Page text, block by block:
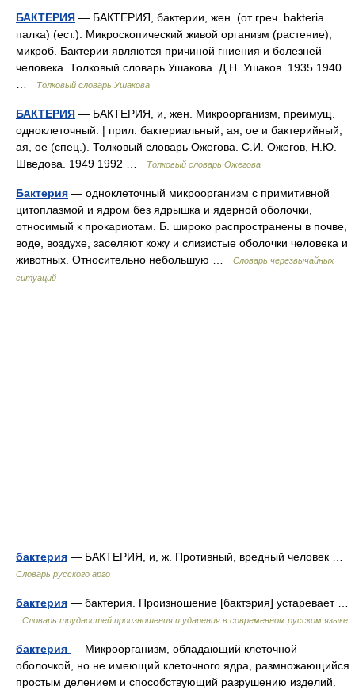
БАКТЕРИЯ — БАКТЕРИЯ, бактерии, жен. (от греч. bakteria
палка) (ест.). Микроскопический живой организм (растение),
микроб. Бактерии являются причиной гниения и болезней
человека. Толковый словарь Ушакова. Д.Н. Ушаков. 1935 1940
Толковый словарь Ушакова
БАКТЕРИЯ — БАКТЕРИЯ, и, жен. Микроорганизм, преимущ.
одноклеточный. | прил. бактериальный, ая, ое и бактерийный,
ая, ое (спец.). Толковый словарь Ожегова. С.И. Ожегов, Н.Ю.
Шведова. 1949 1992 …
Толковый словарь Ожегова
Бактерия — одноклеточный микроорганизм с примитивной
цитоплазмой и ядром без ядрышка и ядерной оболочки,
относимый к прокариотам. Б. широко распространены в почве,
воде, воздухе, заселяют кожу и слизистые оболочки человека и
животных. Относительно небольшую …
Словарь черезвычайных
ситуаций
бактерия — БАКТЕРИЯ, и, ж. Противный, вредный человек …
Словарь русского арго
бактерия — бактерия. Произношение [бактэрия] устаревает …
Словарь трудностей произношения и ударения в современном русском языке
бактерия — Микроорганизм, обладающий клеточной
оболочкой, но не имеющий клеточного ядра, размножающийся
простым делением и способствующий разрушению изделий.